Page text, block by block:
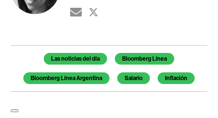
Temas de este artículo
Las noticias del día Bloomberg Línea
Bloomberg Línea Argentina Salario Inflación